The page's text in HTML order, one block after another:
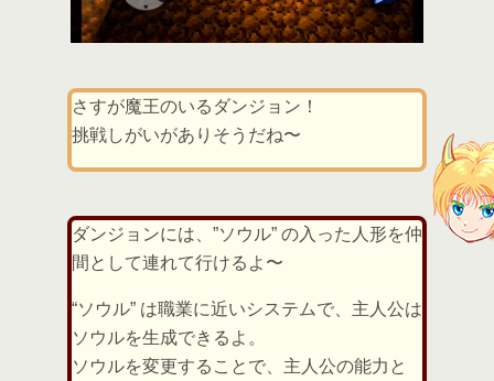
さすが魔王のいるダンジョン！
挑戦しがいがありそうだね〜
ダンジョンには、”ソウル” の入った人形を仲
間として連れて行けるよ〜
“ソウル” は職業に近いシステムで、主人公は
ソウルを生成できるよ。
ソウルを変更することで、主人公の能力と